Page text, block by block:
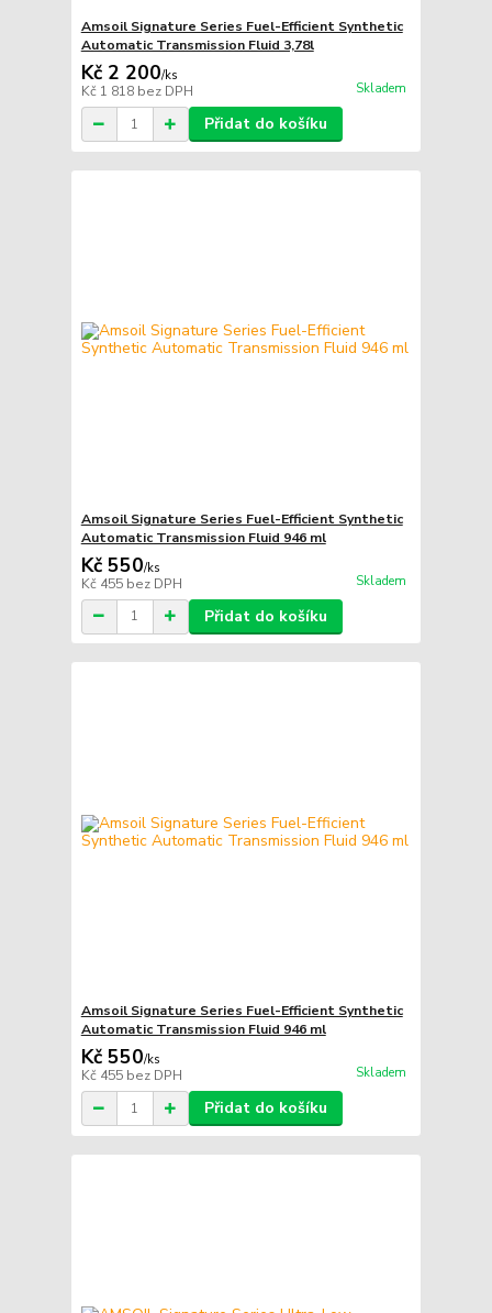
Amsoil Signature Series Fuel-Efficient Synthetic
Automatic Transmission Fluid 3,78l
Kč 2 200/ks
Kč 1 818 bez DPH Skladem
Přidat do košíku
Amsoil Signature Series Fuel-Efficient Synthetic
Automatic Transmission Fluid 946 ml
Kč 550/ks
Kč 455 bez DPH Skladem
Přidat do košíku
Amsoil Signature Series Fuel-Efficient Synthetic
Automatic Transmission Fluid 946 ml
Kč 550/ks
Kč 455 bez DPH Skladem
Přidat do košíku